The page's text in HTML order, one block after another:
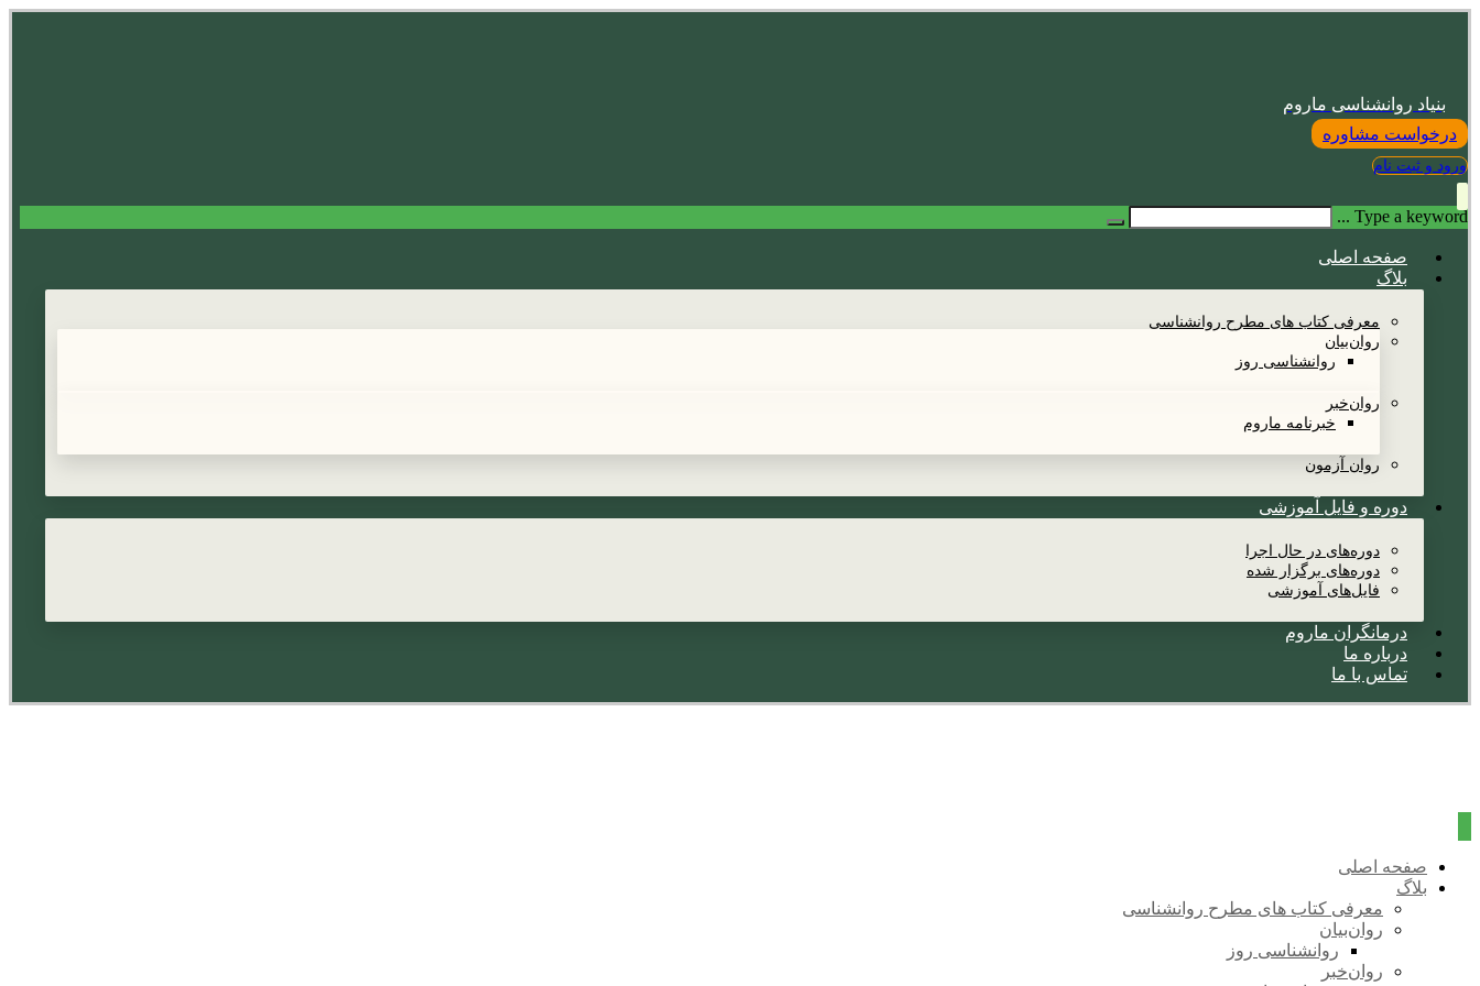
بنیاد روانشناسی ماروم
درخواست مشاوره
ورود و ثبت نام
Type a keyword ...
صفحه اصلی
بلاگ
معرفی کتاب های مطرح روانشناسی
روان‌بیان
روانشناسی روز
روان‌خبر
خبرنامه ماروم
روان آزمون
دوره و فایل آموزشی
دوره‌های در حال اجرا
دوره‌های برگزار شده
فایل‌های آموزشی
درمانگران ماروم
درباره ما
تماس با ما
صفحه اصلی
بلاگ
معرفی کتاب های مطرح روانشناسی
روان‌بیان
روانشناسی روز
روان‌خبر